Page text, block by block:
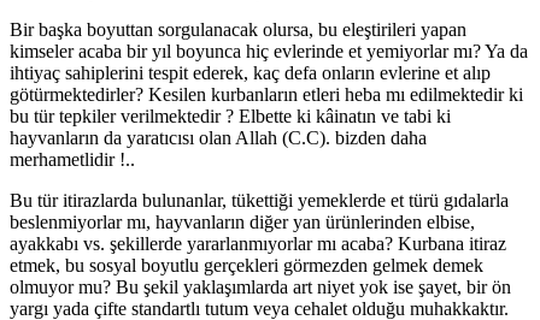
Bir başka boyuttan sorgulanacak olursa, bu eleştirileri yapan
kimseler acaba bir yıl boyunca hiç evlerinde et yemiyorlar mı? Ya da
ihtiyaç sahiplerini tespit ederek, kaç defa onların evlerine et alıp
götürmektedirler? Kesilen kurbanların etleri heba mı edilmektedir ki
bu tür tepkiler verilmektedir ? Elbette ki kâinatın ve tabi ki
hayvanların da yaratıcısı olan Allah (C.C). bizden daha
merhametlidir !..
Bu tür itirazlarda bulunanlar, tükettiği yemeklerde et türü gıdalarla
beslenmiyorlar mı, hayvanların diğer yan ürünlerinden elbise,
ayakkabı vs. şekillerde yararlanmıyorlar mı acaba? Kurbana itiraz
etmek, bu sosyal boyutlu gerçekleri görmezden gelmek demek
olmuyor mu? Bu şekil yaklaşımlarda art niyet yok ise şayet, bir ön
yargı yada çifte standartlı tutum veya cehalet olduğu muhakkaktır.